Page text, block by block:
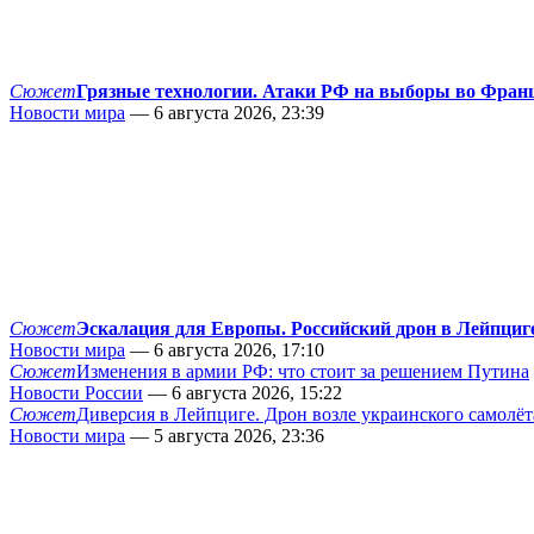
СюжетГрязные технологии. Атаки РФ на выборы во
Новости мира — 6 августа 2026, 23:39
СюжетЭскалация для Европы. Российский дрон в
Новости мира — 6 августа 2026, 17:10
СюжетИзменения в армии РФ: что стоит за решением Путина
Новости России — 6 августа 2026, 15:22
СюжетДиверсия в Лейпциге. Дрон возле украинского
Новости мира — 5 августа 2026, 23:36